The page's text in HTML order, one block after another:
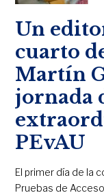
Un
cuarto
Martín
jornada
PEvAU
El primer día de la
Pruebas de